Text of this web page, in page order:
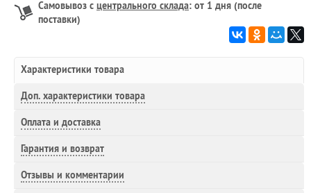
Самовывоз с центрального склада: от 1 дня (после
поставки)
Характеристики товара
Доп. характеристики товара
Оплата и доставка
Гарантия и возврат
Отзывы и комментарии